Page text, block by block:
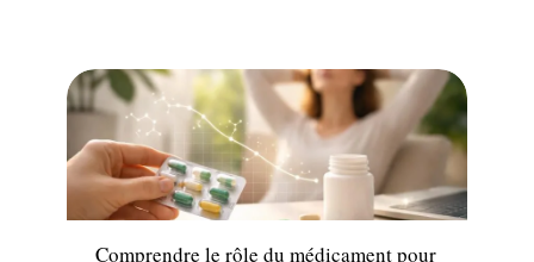
Santé
Comprendre le rôle du médicament pour